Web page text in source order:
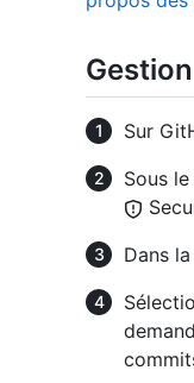
Sur
Sous
Dans